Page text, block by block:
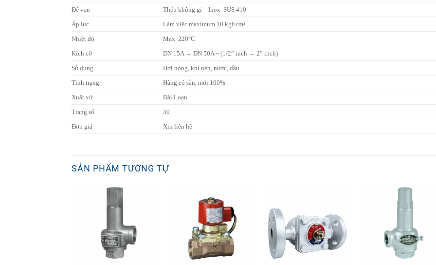
Đế van
Thép không gỉ – Inox SUS 410
Áp lực
Làm việc maximum 10 kgf/cm²
Nhiệt độ
Max 220°C
Kích cỡ
DN 15A → DN 50A ~ (1/2” inch → 2” inch)
Sử dụng
Hơi nóng, khí nén, nước, dầu
Tình trạng
Hàng có sẵn, mới 100%
Xuất xứ
Đài Loan
Trang số
30
Đơn giá
Xin liên hệ
SẢN PHẨM TƯƠNG TỰ